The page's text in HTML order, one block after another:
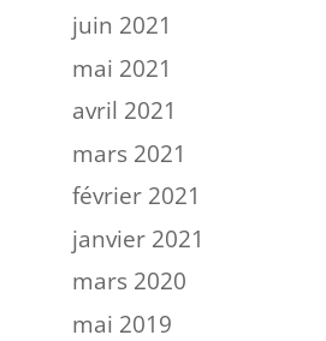
juin 2021
mai 2021
avril 2021
mars 2021
février 2021
janvier 2021
mars 2020
mai 2019